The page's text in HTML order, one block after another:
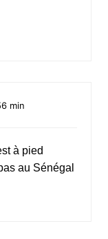
min
à pied
au Sénégal